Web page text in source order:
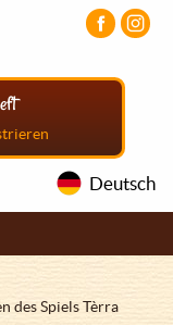
Deutsch
des Spiels Tèrra